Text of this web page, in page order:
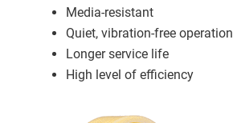
Media-resistant
Quiet, vibration-free operation
Longer service life
High level of efficiency